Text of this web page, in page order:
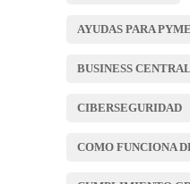
AYUDAS PARA
BUSINESS CENTRAL
CIBERSEGURIDAD
COMO FUNCIONA